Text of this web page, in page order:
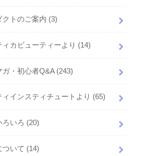
クトのご案内 (3)
ィカビューティーより (14)
ガ・初心者Q&A (243)
ィインスティチュートより (65)
ろいろ (20)
ついて (14)